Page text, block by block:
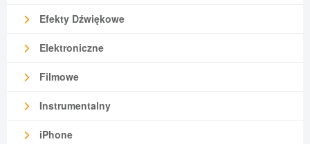
Efekty Dźwiękowe
Elektroniczne
Filmowe
Instrumentalny
iPhone